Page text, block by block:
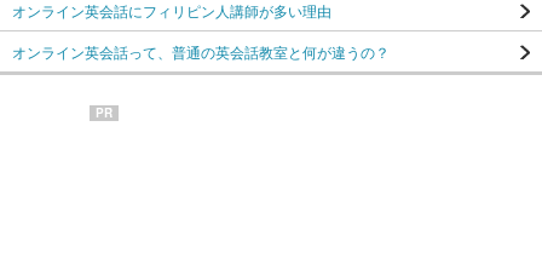
オンライン英会話にフィリピン人講師が多い理由
オンライン英会話って、普通の英会話教室と何が違うの？
PR